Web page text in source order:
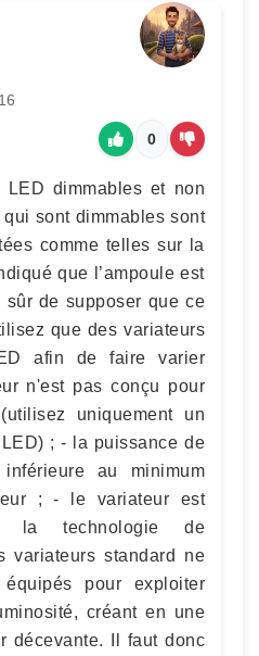
0
LED dimmables et non
sont dimmables sont
comme telles sur la
que l’ampoule est
de supposer que ce
que des variateurs
afin de faire varier
n'est pas conçu pour
uniquement un
; - la puissance de
inférieure au minimum
; - le variateur est
la technologie de
variateurs standard ne
pour exploiter
créant en une
décevante. Il faut donc